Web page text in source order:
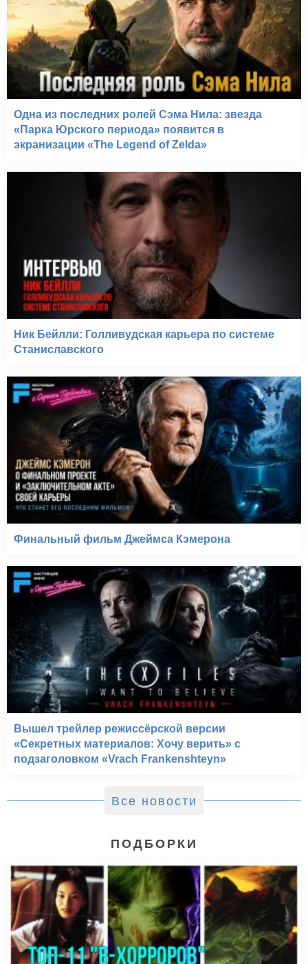
Одна из последних ролей Сэма Нила: звезда
«Парка Юрского периода» появится в
экранизации «The Legend of Zelda»
Ник Бейлли: Голливудская карьера по системе
Станиславского
Финальный фильм Джеймса Кэмерона
Вышел трейлер режиссёрской версии
«Секретных материалов: Хочу верить» с
подзаголовком «Vrach Frankenshteyn»
Все новости
ПОДБОРКИ